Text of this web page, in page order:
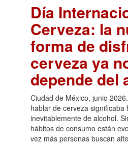
Día
Cerveza: la
forma de
cerveza ya
depende del
Ciudad de México, junio
hablar de cerveza significaba
inevitablemente de alcohol.
hábitos de consumo están
vez más personas buscan